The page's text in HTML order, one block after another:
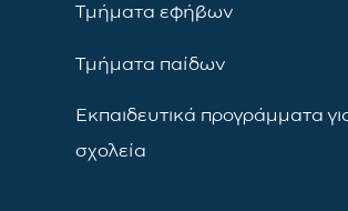
Τμήματα εφήβων
Τμήματα παίδων
Εκπαιδευτικά προγράμματα
σχολεία